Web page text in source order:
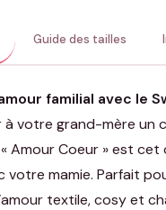
Guide des tailles
familial avec le
à votre grand-mère un
Amour Coeur » est
votre mamie. Parfait
textile, cosy et